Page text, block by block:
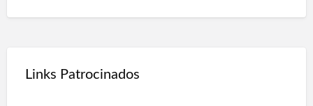
Links Patrocinados